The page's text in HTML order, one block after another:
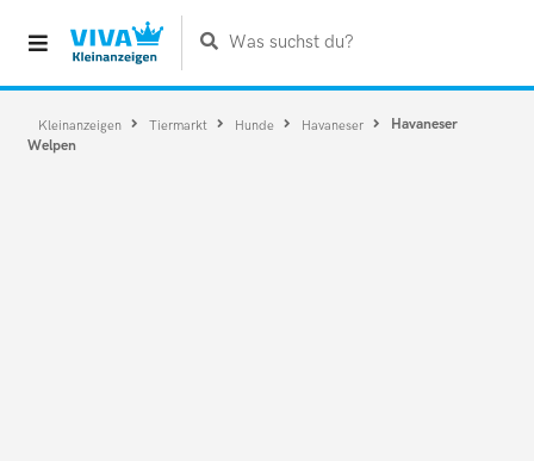
Was suchst du?
Kleinanzeigen Tiermarkt Hunde Havaneser
Havaneser
Welpen